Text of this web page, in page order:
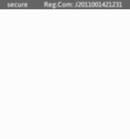
Reg.Com: J2011001421231